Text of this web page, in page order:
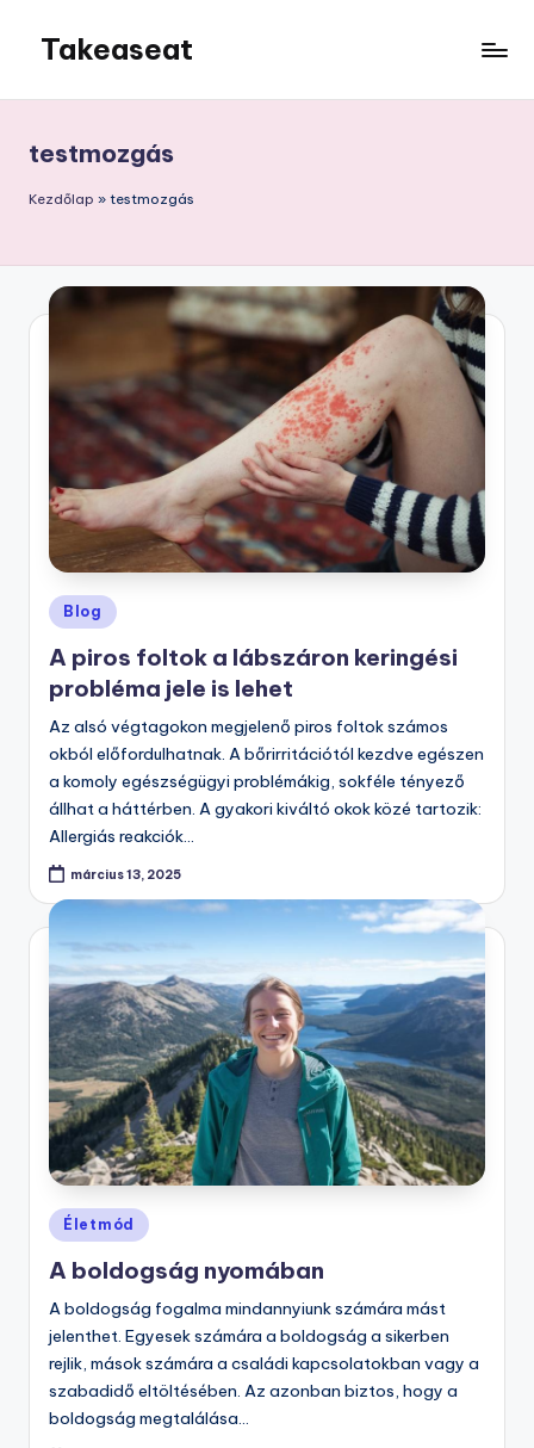
content
Takeaseat
testmozgás
Kezdőlap » testmozgás
Posted
in
Blog
A piros foltok a lábszáron keringési
probléma jele is lehet
Az alsó végtagokon megjelenő piros foltok számos
okból előfordulhatnak. A bőrirritációtól kezdve egészen
a komoly egészségügyi problémákig, sokféle tényező
állhat a háttérben. A gyakori kiváltó okok közé tartozik:
Allergiás reakciók…
március 13, 2025
Posted
in
Életmód
A boldogság nyomában
A boldogság fogalma mindannyiunk számára mást
jelenthet. Egyesek számára a boldogság a sikerben
rejlik, mások számára a családi kapcsolatokban vagy a
szabadidő eltöltésében. Az azonban biztos, hogy a
boldogság megtalálása…